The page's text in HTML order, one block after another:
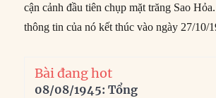
cận cảnh đầu tiên chụp mặt trăng Sao
thông tin của nó kết thúc vào ngày 27/10/
Bài đang hot
08/08/1945: Tổng